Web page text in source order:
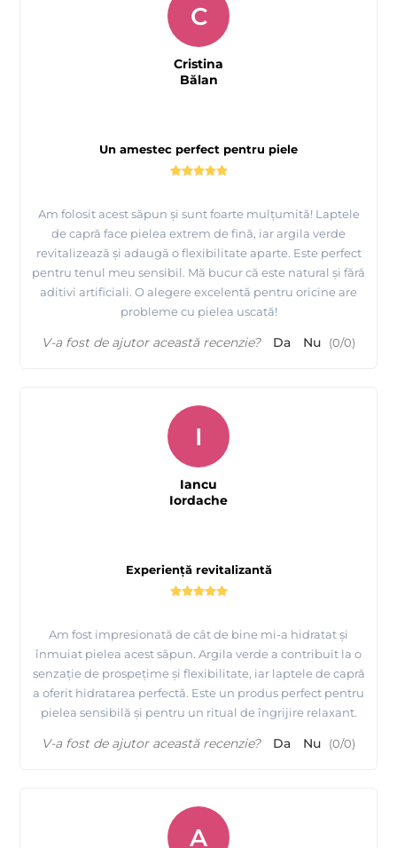
Un amestec perfect pentru piele
Am folosit acest săpun și sunt foarte mulțumită! Laptele
de capră face pielea extrem de fină, iar argila verde
revitalizează și adaugă o flexibilitate aparte. Este perfect
pentru tenul meu sensibil. Mă bucur că este natural și fără
aditivi artificiali. O alegere excelentă pentru oricine are
probleme cu pielea uscată!
C
Cristina
Bălan
V-a fost de ajutor această recenzie? Da Nu (0/0)
Experiență revitalizantă
Am fost impresionată de cât de bine mi-a hidratat și
înmuiat pielea acest săpun. Argila verde a contribuit la o
senzație de prospețime și flexibilitate, iar laptele de capră
a oferit hidratarea perfectă. Este un produs perfect pentru
pielea sensibilă și pentru un ritual de îngrijire relaxant.
I
Iancu
Iordache
V-a fost de ajutor această recenzie? Da Nu (0/0)
A